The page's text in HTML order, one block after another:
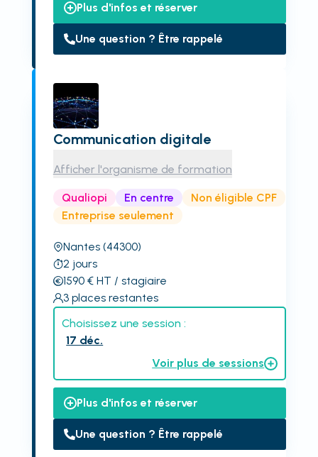
Plus d'infos et réserver
Une question ? Être rappelé
Communication digitale
Afficher l'organisme de formation
Qualiopi En centre
Non éligible CPF
Entreprise seulement
Nantes (44300)
2 jours
1590€ HT / stagiaire
3 places restantes
Choisissez une session :
17 déc.
Voir plus de sessions
Plus d'infos et réserver
Une question ? Être rappelé